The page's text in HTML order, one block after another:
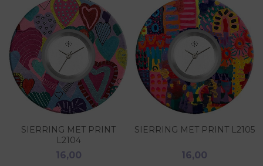
SIERRING MET PRINT
L2104
16,00
SIERRING MET PRINT L2105
16,00